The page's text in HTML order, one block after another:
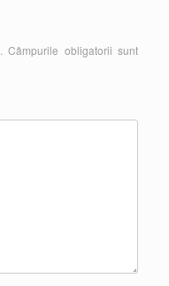
Câmpurile obligatorii sunt